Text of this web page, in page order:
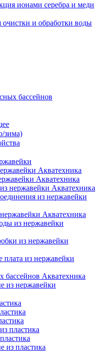
ионами серебра и меди
очистки и обработки воды
бассейнов
зима)
Акватехника
Акватехника
нержавейки Акватехника
из нержавейки
Акватехника
из нержавейки
из нержавейки
из нержавейки
бассейнов Акватехника
из нержавейки
пластика
из пластика